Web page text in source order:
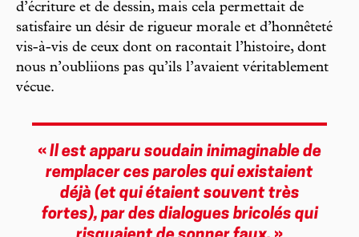
d’écriture et de dessin, mais cela permettait de
satisfaire un désir de rigueur morale et d’honnêteté
vis-à-vis de ceux dont on racontait l’histoire, dont
nous n’oubliions pas qu’ils l’avaient véritablement
vécue.
« Il est apparu soudain inimaginable de
remplacer ces paroles qui existaient
déjà (et qui étaient souvent très
fortes), par des dialogues bricolés qui